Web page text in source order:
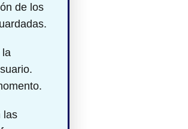
de los
la
las